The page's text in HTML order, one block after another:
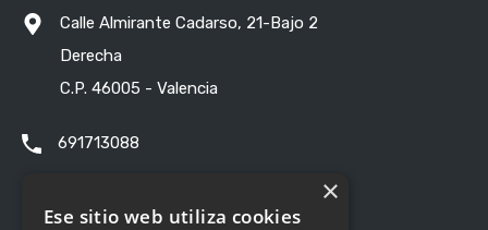
Calle Almirante Cadarso, 21-Bajo 2
Derecha
C.P. 46005 - Valencia
691713088
×
Ese sitio web utiliza cookies